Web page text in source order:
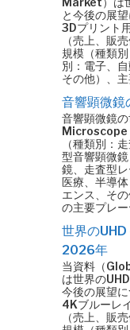
と今後の展
3Dプリント
（売上、販
規模（種類
別：電子、
その他）、
音響顕微
音響顕微鏡
Microscope
（種類別：
型音響顕微
鏡、走査型
医療、半導
エンス、そ
の主要プレ
世界の
2026年
当資料（
は世界の
今後の展望
4Kブルーレ
（売上、販